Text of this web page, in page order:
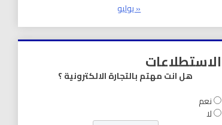
« يوليو
الاستطلاعات
هل انت مهتم بالتجارة الالكترونية ؟
نعم
لا